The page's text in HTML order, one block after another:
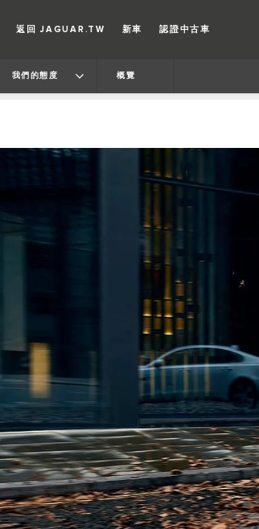
返回 JAGUAR.TW 新車 認證中古車
我們的態度 概覽